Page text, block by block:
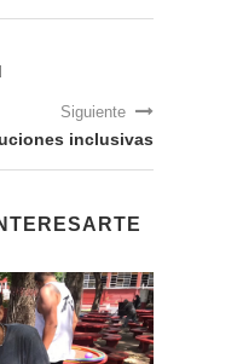
Siguiente
inclusivas